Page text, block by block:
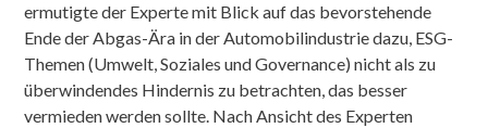
ermutigte der Experte mit Blick auf das bevorstehende
Ende der Abgas-Ära in der Automobilindustrie dazu, ESG-
Themen (Umwelt, Soziales und Governance) nicht als zu
überwindendes Hindernis zu betrachten, das besser
vermieden werden sollte. Nach Ansicht des Experten